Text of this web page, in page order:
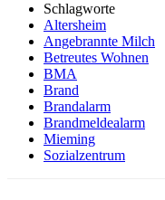
Schlagworte
Altersheim
Angebrannte Milch
Betreutes Wohnen
BMA
Brand
Brandalarm
Brandmeldealarm
Mieming
Sozialzentrum